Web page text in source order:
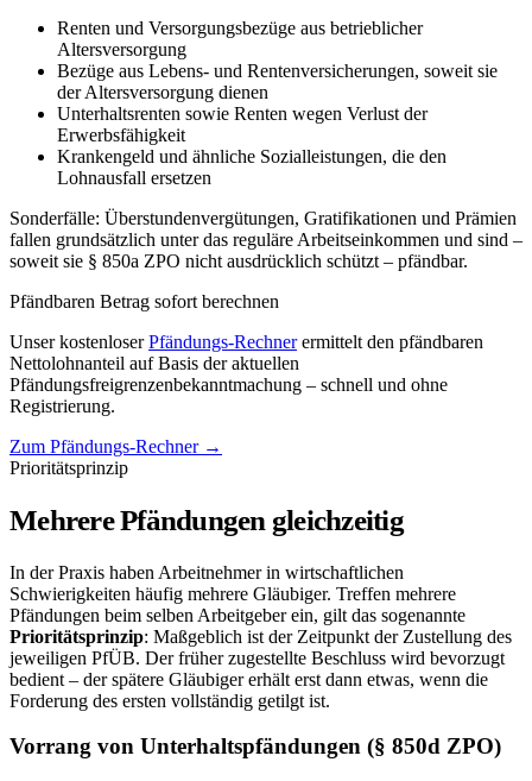
Renten und Versorgungsbezüge aus betrieblicher
Altersversorgung
Bezüge aus Lebens- und Rentenversicherungen, soweit sie
der Altersversorgung dienen
Unterhaltsrenten sowie Renten wegen Verlust der
Erwerbsfähigkeit
Krankengeld und ähnliche Sozialleistungen, die den
Lohnausfall ersetzen
Sonderfälle: Überstundenvergütungen, Gratifikationen und Prämien
fallen grundsätzlich unter das reguläre Arbeitseinkommen und sind –
soweit sie § 850a ZPO nicht ausdrücklich schützt – pfändbar.
Pfändbaren Betrag sofort berechnen
Unser kostenloserPfändungs-Rechnerermittelt den pfändbaren
Nettolohnanteil auf Basis der aktuellen
Pfändungsfreigrenzenbekanntmachung – schnell und ohne
Registrierung.
Zum Pfändungs-Rechner →
Prioritätsprinzip
Mehrere Pfändungen gleichzeitig
In der Praxis haben Arbeitnehmer in wirtschaftlichen
Schwierigkeiten häufig mehrere Gläubiger. Treffen mehrere
Pfändungen beim selben Arbeitgeber ein, gilt das sogenannte
Prioritätsprinzip: Maßgeblich ist der Zeitpunkt der Zustellung des
jeweiligen PfÜB. Der früher zugestellte Beschluss wird bevorzugt
bedient – der spätere Gläubiger erhält erst dann etwas, wenn die
Forderung des ersten vollständig getilgt ist.
Vorrang von Unterhaltspfändungen (§ 850d ZPO)